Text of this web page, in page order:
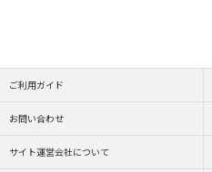
ご利用ガイド
お問い合わせ
サイト運営会社について